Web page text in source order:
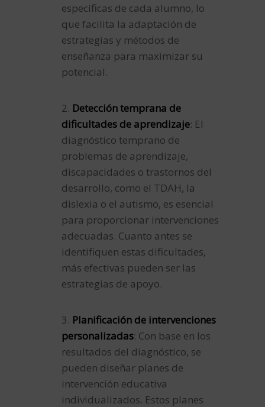
específicas de cada alumno, lo
que facilita la adaptación de
estrategias y métodos de
enseñanza para maximizar su
potencial.
2. Detección temprana de
dificultades de aprendizaje: El
diagnóstico temprano de
problemas de aprendizaje,
discapacidades o trastornos del
desarrollo, como el TDAH, la
dislexia o el autismo, es esencial
para proporcionar intervenciones
adecuadas. Cuanto antes se
identifiquen estas dificultades,
más efectivas pueden ser las
estrategias de apoyo.
3. Planificación de intervenciones
personalizadas: Con base en los
resultados del diagnóstico, se
pueden diseñar planes de
intervención educativa
individualizados. Estos planes